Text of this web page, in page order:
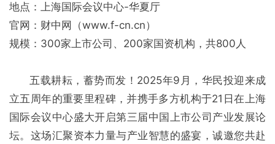
地点：上海国际会议中心-华夏厅
官网：财中网（www.f-cn.cn）
规模：300家上市公司、200家国资机构，共800人
五载耕耘，蓄势而发！2025年9月，华民投迎来成
立五周年的重要里程碑，并携手多方机构于21日在上海
国际会议中心盛大开启第三届中国上市公司产业发展论
坛。这场汇聚资本力量与产业智慧的盛宴，诚邀您共赴